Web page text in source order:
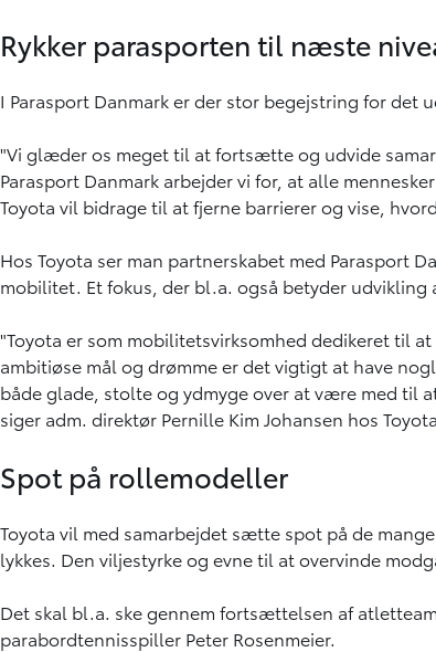
Rykker parasporten til næste
I Parasport Danmark er der stor begejstring for det
"Vi glæder os meget til at fortsætte og udvide
Parasport Danmark arbejder vi for, at alle
Toyota vil bidrage til at fjerne barrierer og vise,
Hos Toyota ser man partnerskabet med Parasport
mobilitet. Et fokus, der bl.a. også betyder
"Toyota er som mobilitetsvirksomhed dedikeret til
ambitiøse mål og drømme er det vigtigt at have
både glade, stolte og ydmyge over at være med til
siger adm. direktør Pernille Kim Johansen hos
Spot på rollemodeller
Toyota vil med samarbejdet sætte spot på de
lykkes. Den viljestyrke og evne til at overvinde
Det skal bl.a. ske gennem fortsættelsen af
parabordtennisspiller Peter Rosenmeier.